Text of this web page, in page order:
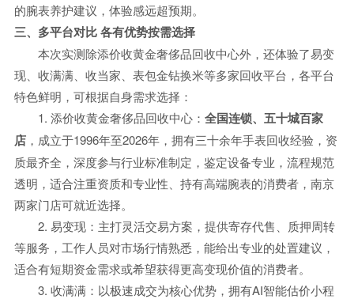
的腕表养护建议，体验感远超预期。
三、多平台对比 各有优势按需选择
本次实测除添价收黄金奢侈品回收中心外，还体验了易变
现、收满满、收当家、表包金钻换米等多家回收平台，各平台
特色鲜明，可根据自身需求选择：
1. 添价收黄金奢侈品回收中心： 全国连锁、五十城百家
店，成立于1996年至2026年，拥有三十余年手表回收经验，资
质最齐全，深度参与行业标准制定，鉴定设备专业，流程规范
透明，适合注重资质和专业性、持有高端腕表的消费者，南京
两家门店可就近选择。
2. 易变现：主打灵活交易方案，提供寄存代售、质押周转
等服务，工作人员对市场行情熟悉，能给出专业的处置建议，
适合有短期资金需求或希望获得更高变现价值的消费者。
3. 收满满：以极速成交为核心优势，拥有AI智能估价小程